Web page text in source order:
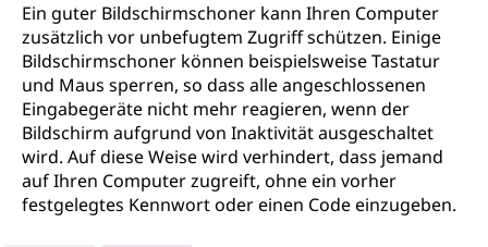
Ein guter Bildschirmschoner kann Ihren Computer
zusätzlich vor unbefugtem Zugriff schützen. Einige
Bildschirmschoner können beispielsweise Tastatur
und Maus sperren, so dass alle angeschlossenen
Eingabegeräte nicht mehr reagieren, wenn der
Bildschirm aufgrund von Inaktivität ausgeschaltet
wird. Auf diese Weise wird verhindert, dass jemand
auf Ihren Computer zugreift, ohne ein vorher
festgelegtes Kennwort oder einen Code einzugeben.